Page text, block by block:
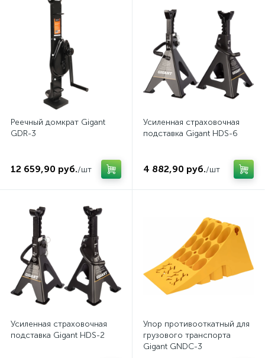
Реечный домкрат Gigant
GDR-3
12 659,90 руб./шт
Усиленная страховочная
подставка Gigant HDS-6
4 882,90 руб./шт
Усиленная страховочная
подставка Gigant HDS-2
Упор противооткатный для
грузового транспорта
Gigant GNDC-3